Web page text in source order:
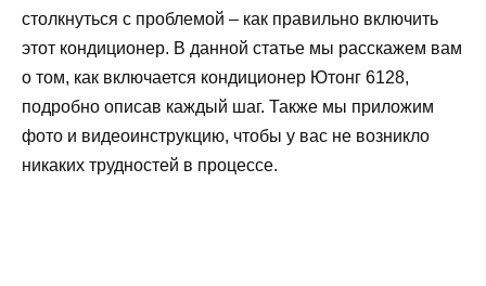
столкнуться с проблемой – как правильно включить
этот кондиционер. В данной статье мы расскажем вам
о том, как включается кондиционер Ютонг 6128,
подробно описав каждый шаг. Также мы приложим
фото и видеоинструкцию, чтобы у вас не возникло
никаких трудностей в процессе.